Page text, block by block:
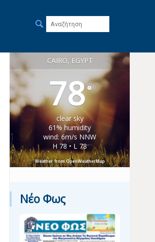
CAIRO, EGYPT
78°
clear sky
61% humidity
wind: 6m/s NNW
H 78 • L 78
Weather from OpenWeatherMap
Νέο Φως